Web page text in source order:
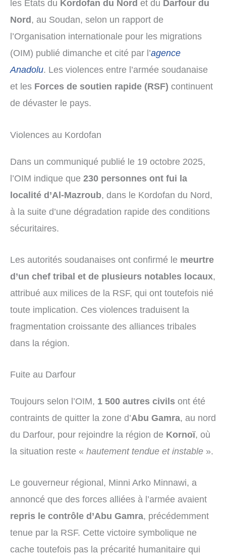
les États du Kordofan du Nord et du Darfour du
Nord, au Soudan, selon un rapport de
l’Organisation internationale pour les migrations
(OIM) publié dimanche et cité par l’agence
Anadolu. Les violences entre l’armée soudanaise
et les Forces de soutien rapide (RSF) continuent
de dévaster le pays.
Violences au Kordofan
Dans un communiqué publié le 19 octobre 2025,
l’OIM indique que 230 personnes ont fui la
localité d’Al-Mazroub, dans le Kordofan du Nord,
à la suite d’une dégradation rapide des conditions
sécuritaires.
Les autorités soudanaises ont confirmé le meurtre
d’un chef tribal et de plusieurs notables locaux,
attribué aux milices de la RSF, qui ont toutefois nié
toute implication. Ces violences traduisent la
fragmentation croissante des alliances tribales
dans la région.
Fuite au Darfour
Toujours selon l’OIM, 1 500 autres civils ont été
contraints de quitter la zone d’Abu Gamra, au nord
du Darfour, pour rejoindre la région de Kornoï, où
la situation reste « hautement tendue et instable ».
Le gouverneur régional, Minni Arko Minnawi, a
annoncé que des forces alliées à l’armée avaient
repris le contrôle d’Abu Gamra, précédemment
tenue par la RSF. Cette victoire symbolique ne
cache toutefois pas la précarité humanitaire qui